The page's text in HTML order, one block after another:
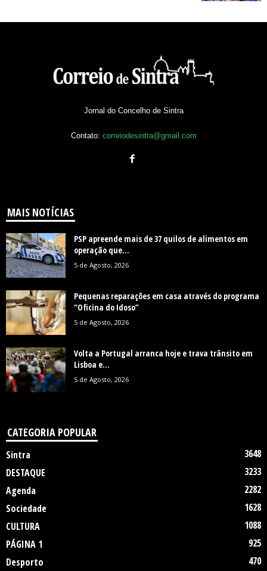
Jornal do Concelho de Sintra
Contato: correiodesintra@gmail.com
MAIS NOTÍCIAS
PSP apreende mais de 37 quilos de alimentos em
operação que...
5 de Agosto, 2026
Pequenas reparações em casa através do programa
“Oficina do Idoso”
5 de Agosto, 2026
Volta a Portugal arranca hoje e trava trânsito em
Lisboa e...
5 de Agosto, 2026
CATEGORIA POPULAR
Sintra
3648
DESTAQUE
3233
Agenda
2282
Sociedade
1628
CULTURA
1088
PÁGINA 1
925
Desporto
470